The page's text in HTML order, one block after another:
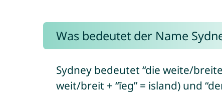
Was bedeutet der Name
Sydney bedeutet “die weite/
weit/breit + “īeg” = island) und